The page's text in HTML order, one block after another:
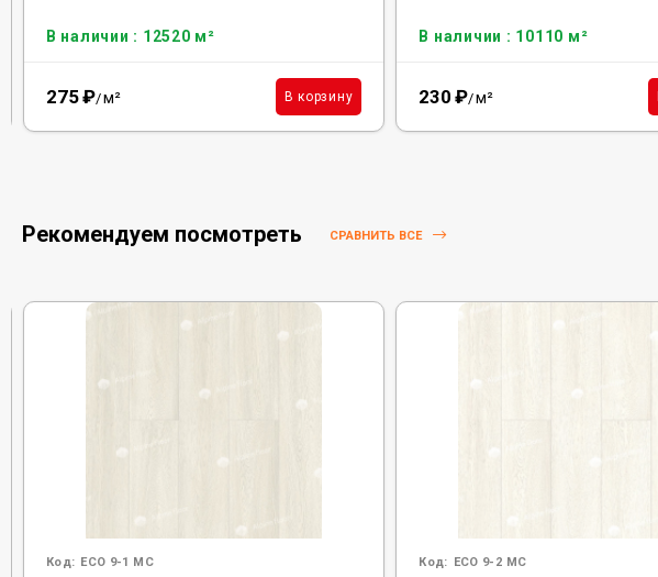
В наличии : 12520 м²
275₽/м² В корзину
В наличии : 10110 м²
230 ₽/м²
Рекомендуем посмотреть СРАВНИТЬ ВСЕ
Код: ECO 9-1 MC Код: ECO 9-2 MC